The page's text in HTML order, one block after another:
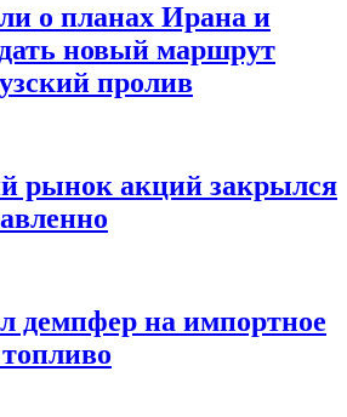
о планах Ирана и
новый маршрут
пролив
рынок акций закрылся
демпфер на импортное